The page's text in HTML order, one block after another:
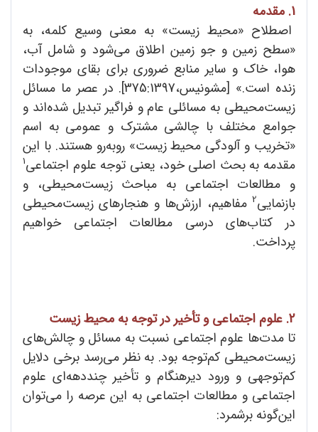
1. مقدمه
اصطلاح «محیط زیست» به معنی وسیع کلمه، به
«سطح زمین و جو زمین اطلاق می‌شود و شامل آب،
هوا، خاک و سایر منابع ضروری برای بقای موجودات
زنده است.» [مشونیس،375:1397]. در عصر ما مسائل
زیست‌محیطی به مسائلی عام و فراگیر تبدیل شده‌اند و
جوامع مختلف با چالشی مشترک و عمومی به اسم
«تخریب و آلودگی محیط زیست» روبه‌رو هستند. با این
مقدمه به بحث اصلی خود، یعنی توجه علوم اجتماعی1
و مطالعات اجتماعی به مباحث زیست‌محیطی، و
بازنمایی2 مفاهیم، ارزش‌ها و هنجارهای زیست‌محیطی
در کتاب‌های درسی مطالعات اجتماعی خواهیم
پرداخت.
2. علوم اجتماعی و تأخیر در توجه به محیط زیست
تا مدت‌ها علوم اجتماعی نسبت به مسائل و چالش‌های
زیست‌محیطی کم‌توجه بود. به نظر می‌رسد برخی دلایل
کم‌توجهی و ورود دیرهنگام و تأخیر چنددهه‌ای علوم
اجتماعی و مطالعات اجتماعی به این عرصه را می‌توان
این‌گونه برشمرد: